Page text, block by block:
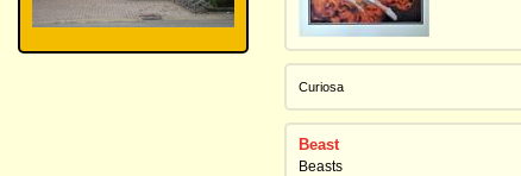
Curiosa
Beast
Beasts